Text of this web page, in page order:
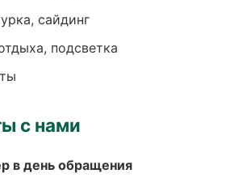
сайдинг
подсветка
с нами
в день обращения